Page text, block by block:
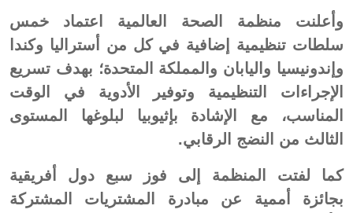
وأعلنت منظمة الصحة العالمية اعتماد خمس
سلطات تنظيمية إضافية في كل من أستراليا وكندا
وإندونيسيا واليابان والمملكة المتحدة؛ بهدف تسريع
الإجراءات التنظيمية وتوفير الأدوية في الوقت
المناسب، مع الإشادة بإثيوبيا لبلوغها المستوى
الثالث من النضج الرقابي.
كما لفتت المنظمة إلى فوز سبع دول أفريقية
بجائزة أممية عن مبادرة المشتريات المشتركة